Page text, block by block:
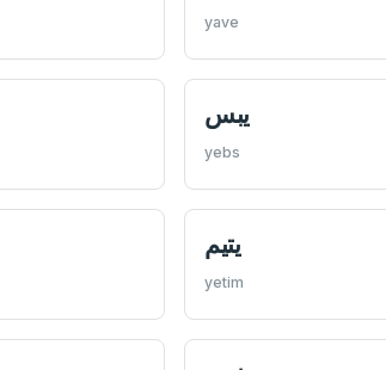
yave
يبس
yebs
يتيم
yetim